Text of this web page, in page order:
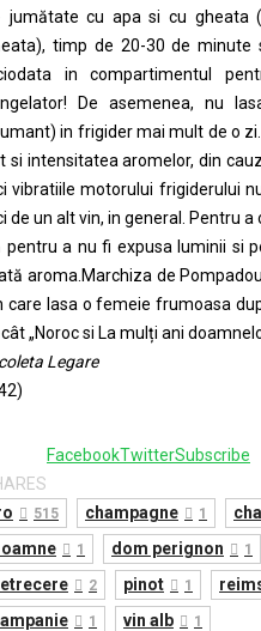
jumătate cu apa si cu gheata
timp de 20-30 de
in compartimentul
De asemenea, nu
in frigider mai mult de o
si intensitatea aromelor, din
vibratiile motorului frigiderului
de un alt vin, in general. Pentru
pentru a nu fi expusa luminii si
aroma.Marchiza de
care lasa o femeie frumoasa
„Noroc si La mulți ani
Legare
FacebookTwitterSubscribe
515 champagne 1
1 dom perignon 1
2 pinot 1
1 vin alb 1